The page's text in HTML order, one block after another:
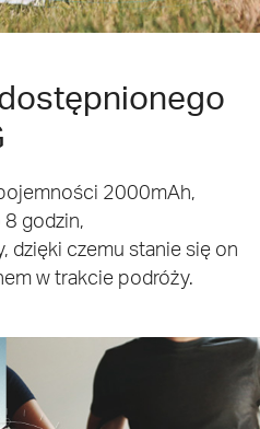
2000mAh,
8 godzin,
dzięki czemu stanie się on
w trakcie podróży.